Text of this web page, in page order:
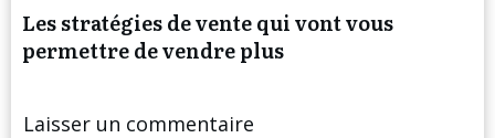
Les stratégies de vente qui vont vous
permettre de vendre plus
Laisser un commentaire